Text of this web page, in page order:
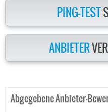
PING-TEST
ANBIETER
Abgegebene Anbieter-